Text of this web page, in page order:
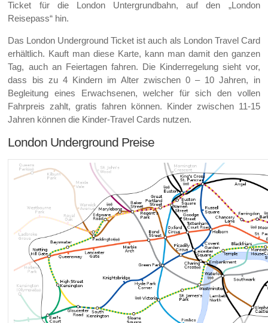
Ticket für die London Untergrundbahn, auf den „London
Reisepass“ hin.
Das London Underground Ticket ist auch als London Travel Card
erhältlich. Kauft man diese Karte, kann man damit den ganzen
Tag, auch an Feiertagen fahren. Die Kinderregelung sieht vor,
dass bis zu 4 Kindern im Alter zwischen 0 – 10 Jahren, in
Begleitung eines Erwachsenen, welcher für sich den vollen
Fahrpreis zahlt, gratis fahren können. Kinder zwischen 11-15
Jahren können die Kinder-Travel Cards nutzen.
London Underground Preise